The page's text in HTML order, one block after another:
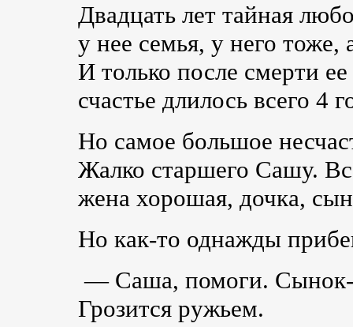
Двадцать лет тайная
у нее семья, у него тоже,
И только после смерти
счастье длилось всего 4
Но самое большое
Жалко старшего Сашу.
жена хорошая, дочка,
Но как-то однажды
— Саша, помоги.
Грозится ружьем.